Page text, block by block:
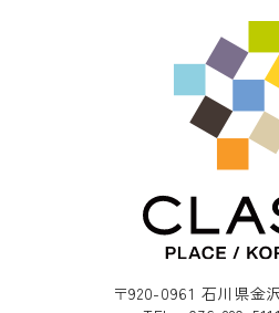
〒920-0961 石川県金